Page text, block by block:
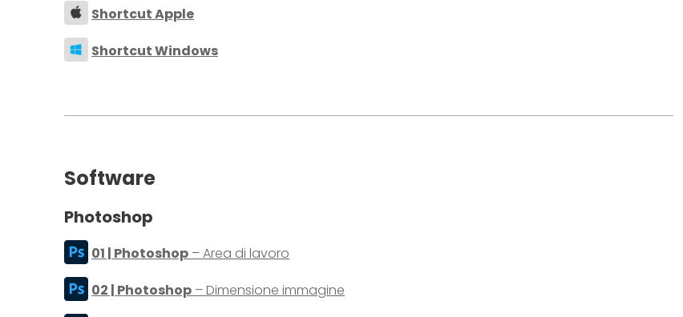
Shortcut Apple
Shortcut Windows
Software
Photoshop
01 | Photoshop – Area di lavoro
02 | Photoshop – Dimensione immagine